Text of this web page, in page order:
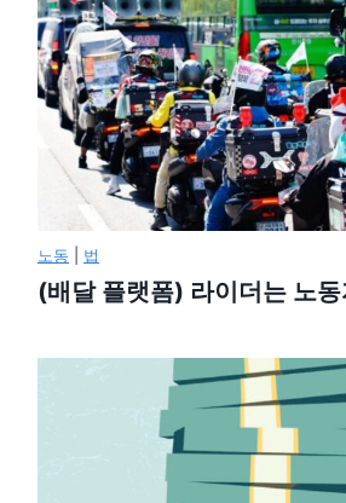
노동 법
(배달 플랫폼) 라이더는 노